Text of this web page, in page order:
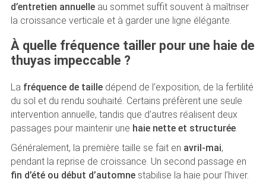
d’entretien annuelleau sommet suffit souvent à maîtriser
la croissance verticale et à garder une ligne élégante.
À quelle fréquence tailler pour une haie de
thuyas impeccable ?
La fréquence de tailledépend de l’exposition, de la fertilité
du sol et du rendu souhaité. Certains préfèrent une seule
intervention annuelle, tandis que d’autres réalisent deux
passages pour maintenir une haie nette et structurée.
Généralement, la première taille se fait en avril-mai,
pendant la reprise de croissance. Un second passage en
fin d’été ou début d’automnestabilise la haie pour l’hiver.